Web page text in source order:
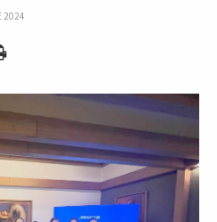
2024